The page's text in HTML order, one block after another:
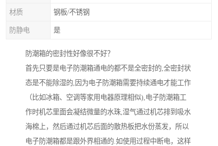
材质 钢板/不锈钢
防静电 是
防潮箱的密封性好像很不好？
首先只要是电子防潮箱通电的都不是全密封的,全密封状
态是不能除湿的,因为电子防潮箱需要持续通电才能工作
（比如冰箱、空调等家用电器原理相似),电子防潮箱工
作时机芯里面会凝结微量的水珠,湿气通过机芯排到吸水
海棉上，然后通过机芯后面的散热板把水份蒸发，所以
电子防潮箱都是跟外界相通的.如使用过程中断电，这样